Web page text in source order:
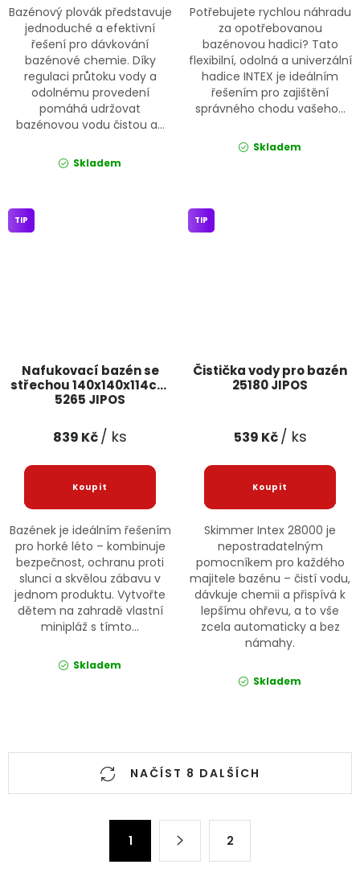
Bazénový plovák představuje
jednoduché a efektivní
řešení pro dávkování
bazénové chemie. Díky
regulaci průtoku vody a
odolnému provedení
pomáhá udržovat
bazénovou vodu čistou a...
Skladem
Potřebujete rychlou náhradu
za opotřebovanou
bazénovou hadici? Tato
flexibilní, odolná a univerzální
hadice INTEX je ideálním
řešením pro zajištění
správného chodu vašeho...
Skladem
Nafukovací bazén se
střechou 140x140x114cm
5265 JIPOS
TIP
839 Kč/ ks
Bazének je ideálním řešením
pro horké léto – kombinuje
bezpečnost, ochranu proti
slunci a skvělou zábavu v
jednom produktu. Vytvořte
dětem na zahradě vlastní
minipláž s tímto...
Skladem
Čistička vody pro bazén
25180 JIPOS
TIP
539 Kč/ ks
Skimmer Intex 28000 je
nepostradatelným
pomocníkem pro každého
majitele bazénu – čistí vodu,
dávkuje chemii a přispívá k
lepšímu ohřevu, a to vše
zcela automaticky a bez
námahy.
Skladem
Ovládací prvky výpisuNAČÍST 8 DALŠÍCH
1 2